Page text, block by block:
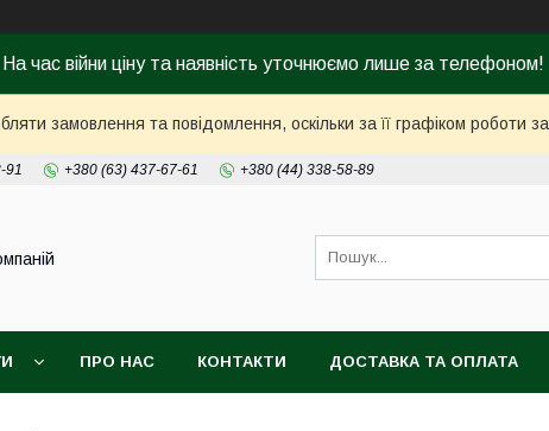
На час війни ціну та наявність уточнюємо лише за телефоном!
замовлення та повідомлення, оскільки за її графіком
91 +380 (63) 437-67-61 +380 (44) 338-58-89
ПРО НАС КОНТАКТИ ДОСТАВКА ТА ОПЛАТА